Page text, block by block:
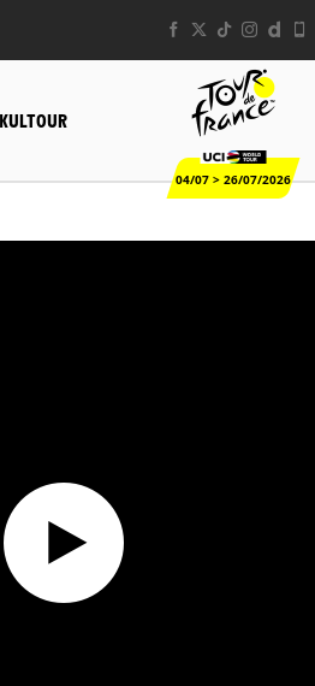
KULTOUR
04/07 > 26/07/2026